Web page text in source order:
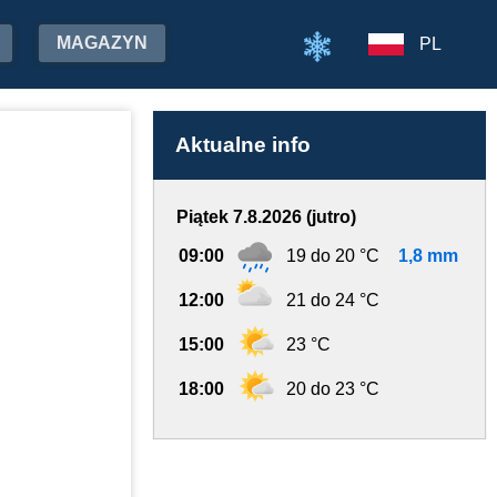
MAGAZYN PL
Aktualne info
Piątek 7.8.2026 (jutro)
09:00 19 do 20 °C 1,8 mm
12:00 21 do 24 °C
15:00 23 °C
18:00 20 do 23 °C